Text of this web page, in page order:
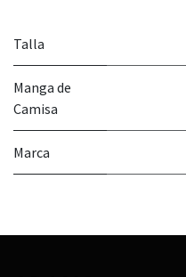
Talla
Manga de
Camisa
Marca